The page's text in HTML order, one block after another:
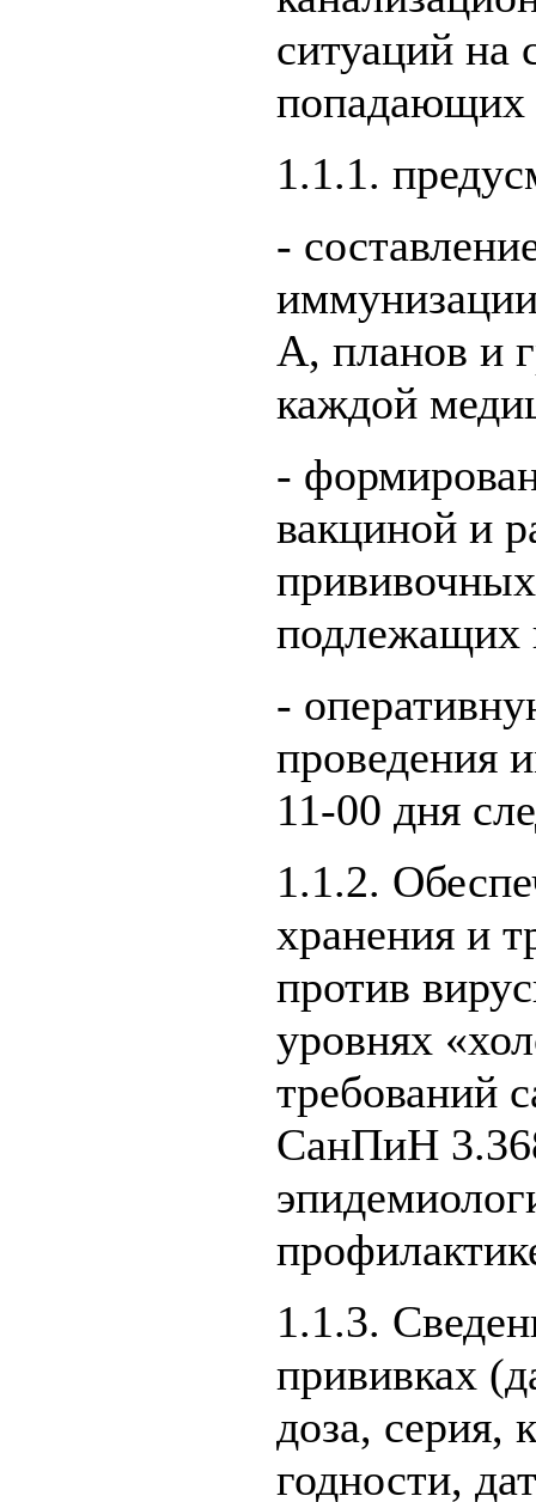
ситуаций на
попадающих
1.1.1.
-
А, планов и
каждой
-
вакциной и
подлежащих
-
проведения
11-00 дня
1.1.2.
хранения и
против
уровнях
требований
СанПиН
1.1.3.
прививках
доза, серия,
годности,